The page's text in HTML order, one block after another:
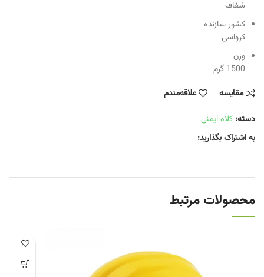
شفاف
کشور سازنده
کرواسی
وزن
1500 گرم
مقایسه
علاقه‌مندم
دسته: کلاه ایمنی
به اشتراک بگذارید:
محصولات مرتبط